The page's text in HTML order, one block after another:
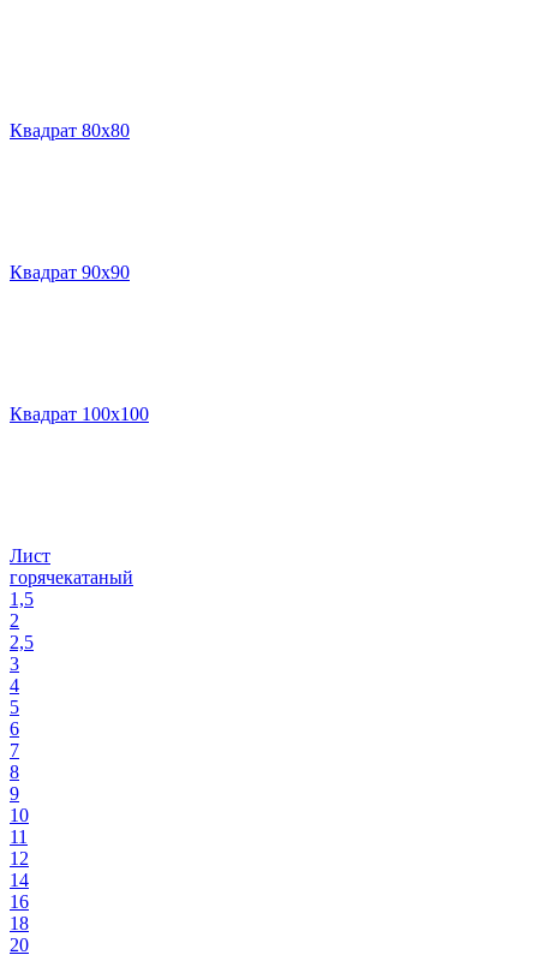
Квадрат 80х80
Квадрат 90х90
Квадрат 100х100
Лист
горячекатаный
1,5
2
2,5
3
4
5
6
7
8
9
10
11
12
14
16
18
20